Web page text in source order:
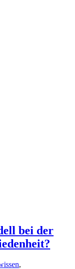
bei der
,